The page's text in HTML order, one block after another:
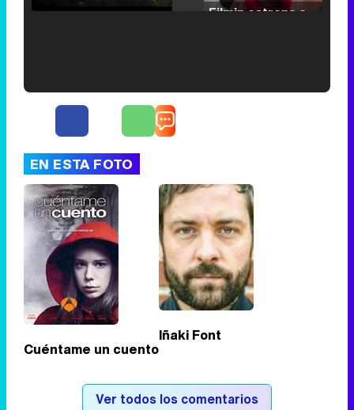
EN ESTA FOTO
Cuéntame un cuento
Iñaki Font
Ver todos los comentarios